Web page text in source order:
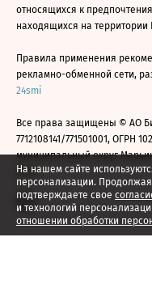
На нашем сайте
персонализации.
подтверждаете свое
и технологий
отношении обработки
относящихся к
находящихся на
Правила применения
рекламно-обменной сети,
24smi
Все права защищены © АО
7712108141/771501001, ОГРН
муниципальный округ
2026